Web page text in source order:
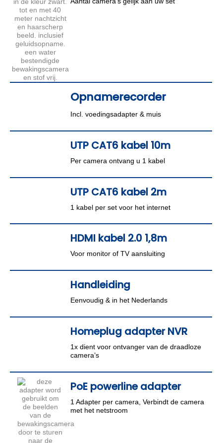
Opnamerecorder
Incl. voedingsadapter & muis
UTP CAT6 kabel 10m
Per camera ontvang u 1 kabel
UTP CAT6 kabel 2m
1 kabel per set voor het internet
HDMI kabel 2.0 1,8m
Voor monitor of TV aansluiting
Handleiding
Eenvoudig & in het Nederlands
Homeplug adapter NVR
1x dient voor ontvanger van de draadloze
camera’s
PoE powerline adapter
1 Adapter per camera, Verbindt de camera
met het netstroom